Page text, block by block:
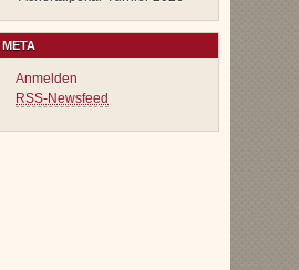
META
Anmelden
RSS-Newsfeed